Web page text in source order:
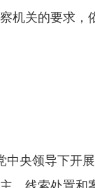
关的要求，
领导下开展